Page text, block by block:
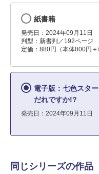
紙書籍
発売日：2024年09月11日
判型：新書判／192ページ
定価：880円（本体800円＋
電子版：七色スタ
だれですか!?
発売日：2024年09月11日
同じシリーズの作品